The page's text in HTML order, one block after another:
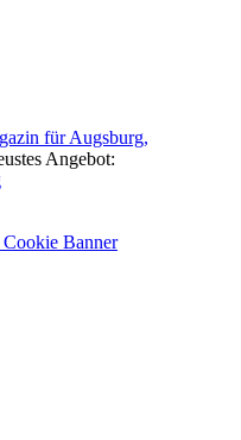
für Augsburg,
Angebot:
Banner